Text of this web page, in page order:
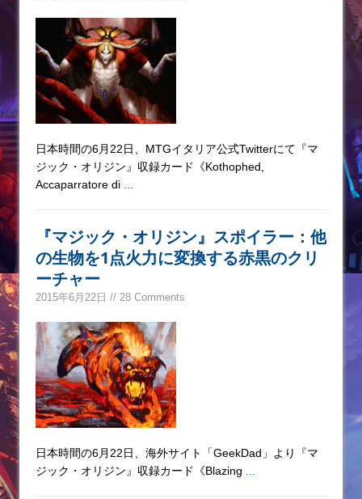
日本時間の6月22日、MTGイタリア公式Twitterにて『マ
ジック・オリジン』収録カード《Kothophed,
Accaparratore di
『マジック・オリジン』スポイラー：他
の生物を1点火力に変換する赤黒のクリ
ーチャー
2015年6月22日 // 28 Comments
日本時間の6月22日、海外サイト「GeekDad」より『マ
ジック・オリジン』収録カード《Blazing